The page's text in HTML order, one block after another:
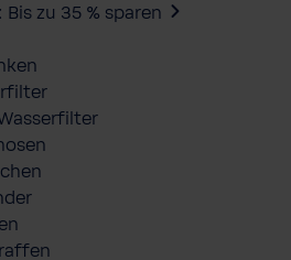
zu 35 % sparen